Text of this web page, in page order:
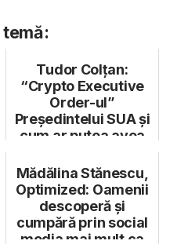
Tudor Colțan:
“Crypto Executive
Order-ul”
Președintelui SUA și
cum ar putea avea
Mădălina Stănescu,
Optimized: Oamenii
descoperă și
cumpără prin social
media mai mult ca